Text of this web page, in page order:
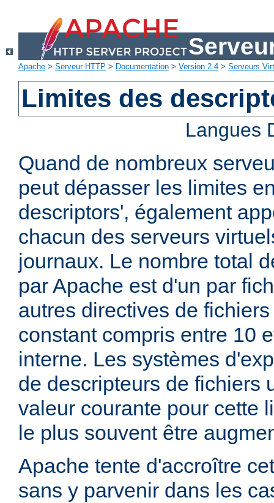
Apache > Serveur HTTP > Documentation > Version 2.4 > Serveurs
Limites des
Langues
Quand de nombreux
peut dépasser les limites
descriptors', également
chacun des serveurs
journaux. Le nombre total
par Apache est d'un par
autres directives de
constant compris entre 10
interne. Les systèmes
de descripteurs de fichiers
valeur courante pour cette
le plus souvent être
Apache tente d'accroître
sans y parvenir dans les